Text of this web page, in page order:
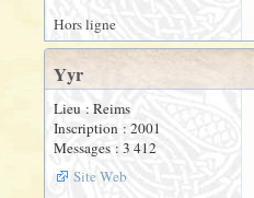
Hors ligne
Yyr
Lieu : Reims
Inscription : 2001
Messages : 3 412
Site Web